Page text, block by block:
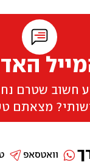
חשוב שטרם
מצאתם
וואטסאפ